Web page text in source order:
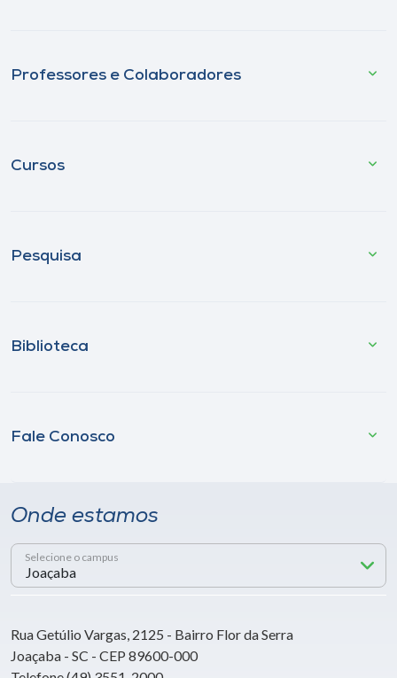
Professores e Colaboradores
Cursos
Pesquisa
Biblioteca
Fale Conosco
Onde estamos
Selecione o campus
Rua Getúlio Vargas, 2125 - Bairro Flor da Serra
Joaçaba - SC - CEP 89600-000